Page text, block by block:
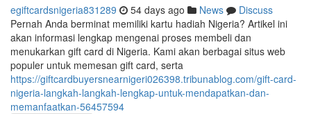
egiftcardsnigeria831289 54 days ago News
Discuss
Pernah Anda berminat memiliki kartu hadiah Nigeria? Artikel ini
akan informasi lengkap mengenai proses membeli dan
menukarkan gift card di Nigeria. Kami akan berbagai situs web
populer untuk memesan gift card, serta
https://giftcardbuyersnearnigeri026398.tribunablog.com/gift-card-
nigeria-langkah-langkah-lengkap-untuk-mendapatkan-dan-
memanfaatkan-56457594